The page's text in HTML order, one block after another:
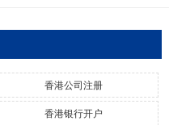
香港公司注册
香港银行开户